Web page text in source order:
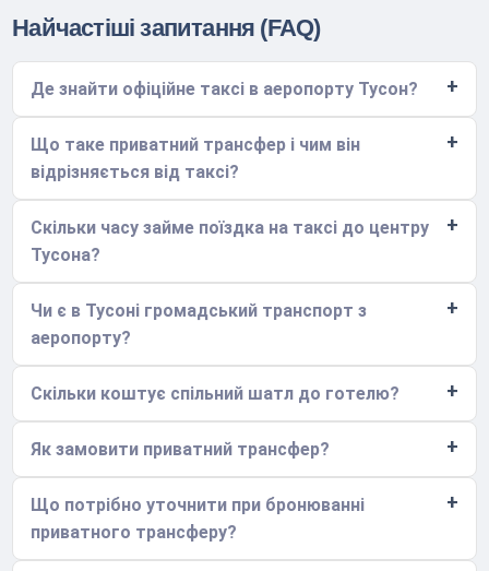
Найчастіші запитання (FAQ)
Де знайти офіційне таксі в аеропорту Тусон?
Що таке приватний трансфер і чим він
відрізняється від таксі?
Скільки часу займе поїздка на таксі до центру
Тусона?
Чи є в Тусоні громадський транспорт з
аеропорту?
Скільки коштує спільний шатл до готелю?
Як замовити приватний трансфер?
Що потрібно уточнити при бронюванні
приватного трансферу?